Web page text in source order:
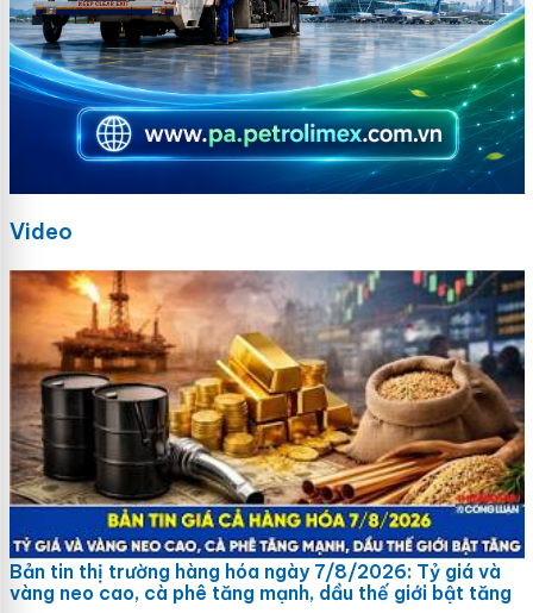
Video
Bản tin thị trường hàng hóa ngày 7/8/2026: Tỷ giá và
vàng neo cao, cà phê tăng mạnh, dầu thế giới bật tăng